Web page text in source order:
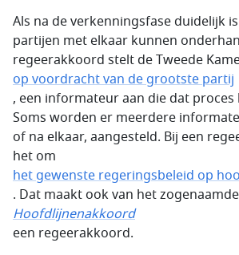
Als na de verkenningsfase duidelijk
partijen met elkaar kunnen
regeerakkoord stelt de Tweede
op voordracht van de grootste partij
, een informateur aan die dat proces
Soms worden er meerdere
of na elkaar, aangesteld. Bij een
het om
het gewenste regeringsbeleid op
. Dat maakt ook van het zogenaamde
Hoofdlijnenakkoord
een regeerakkoord.